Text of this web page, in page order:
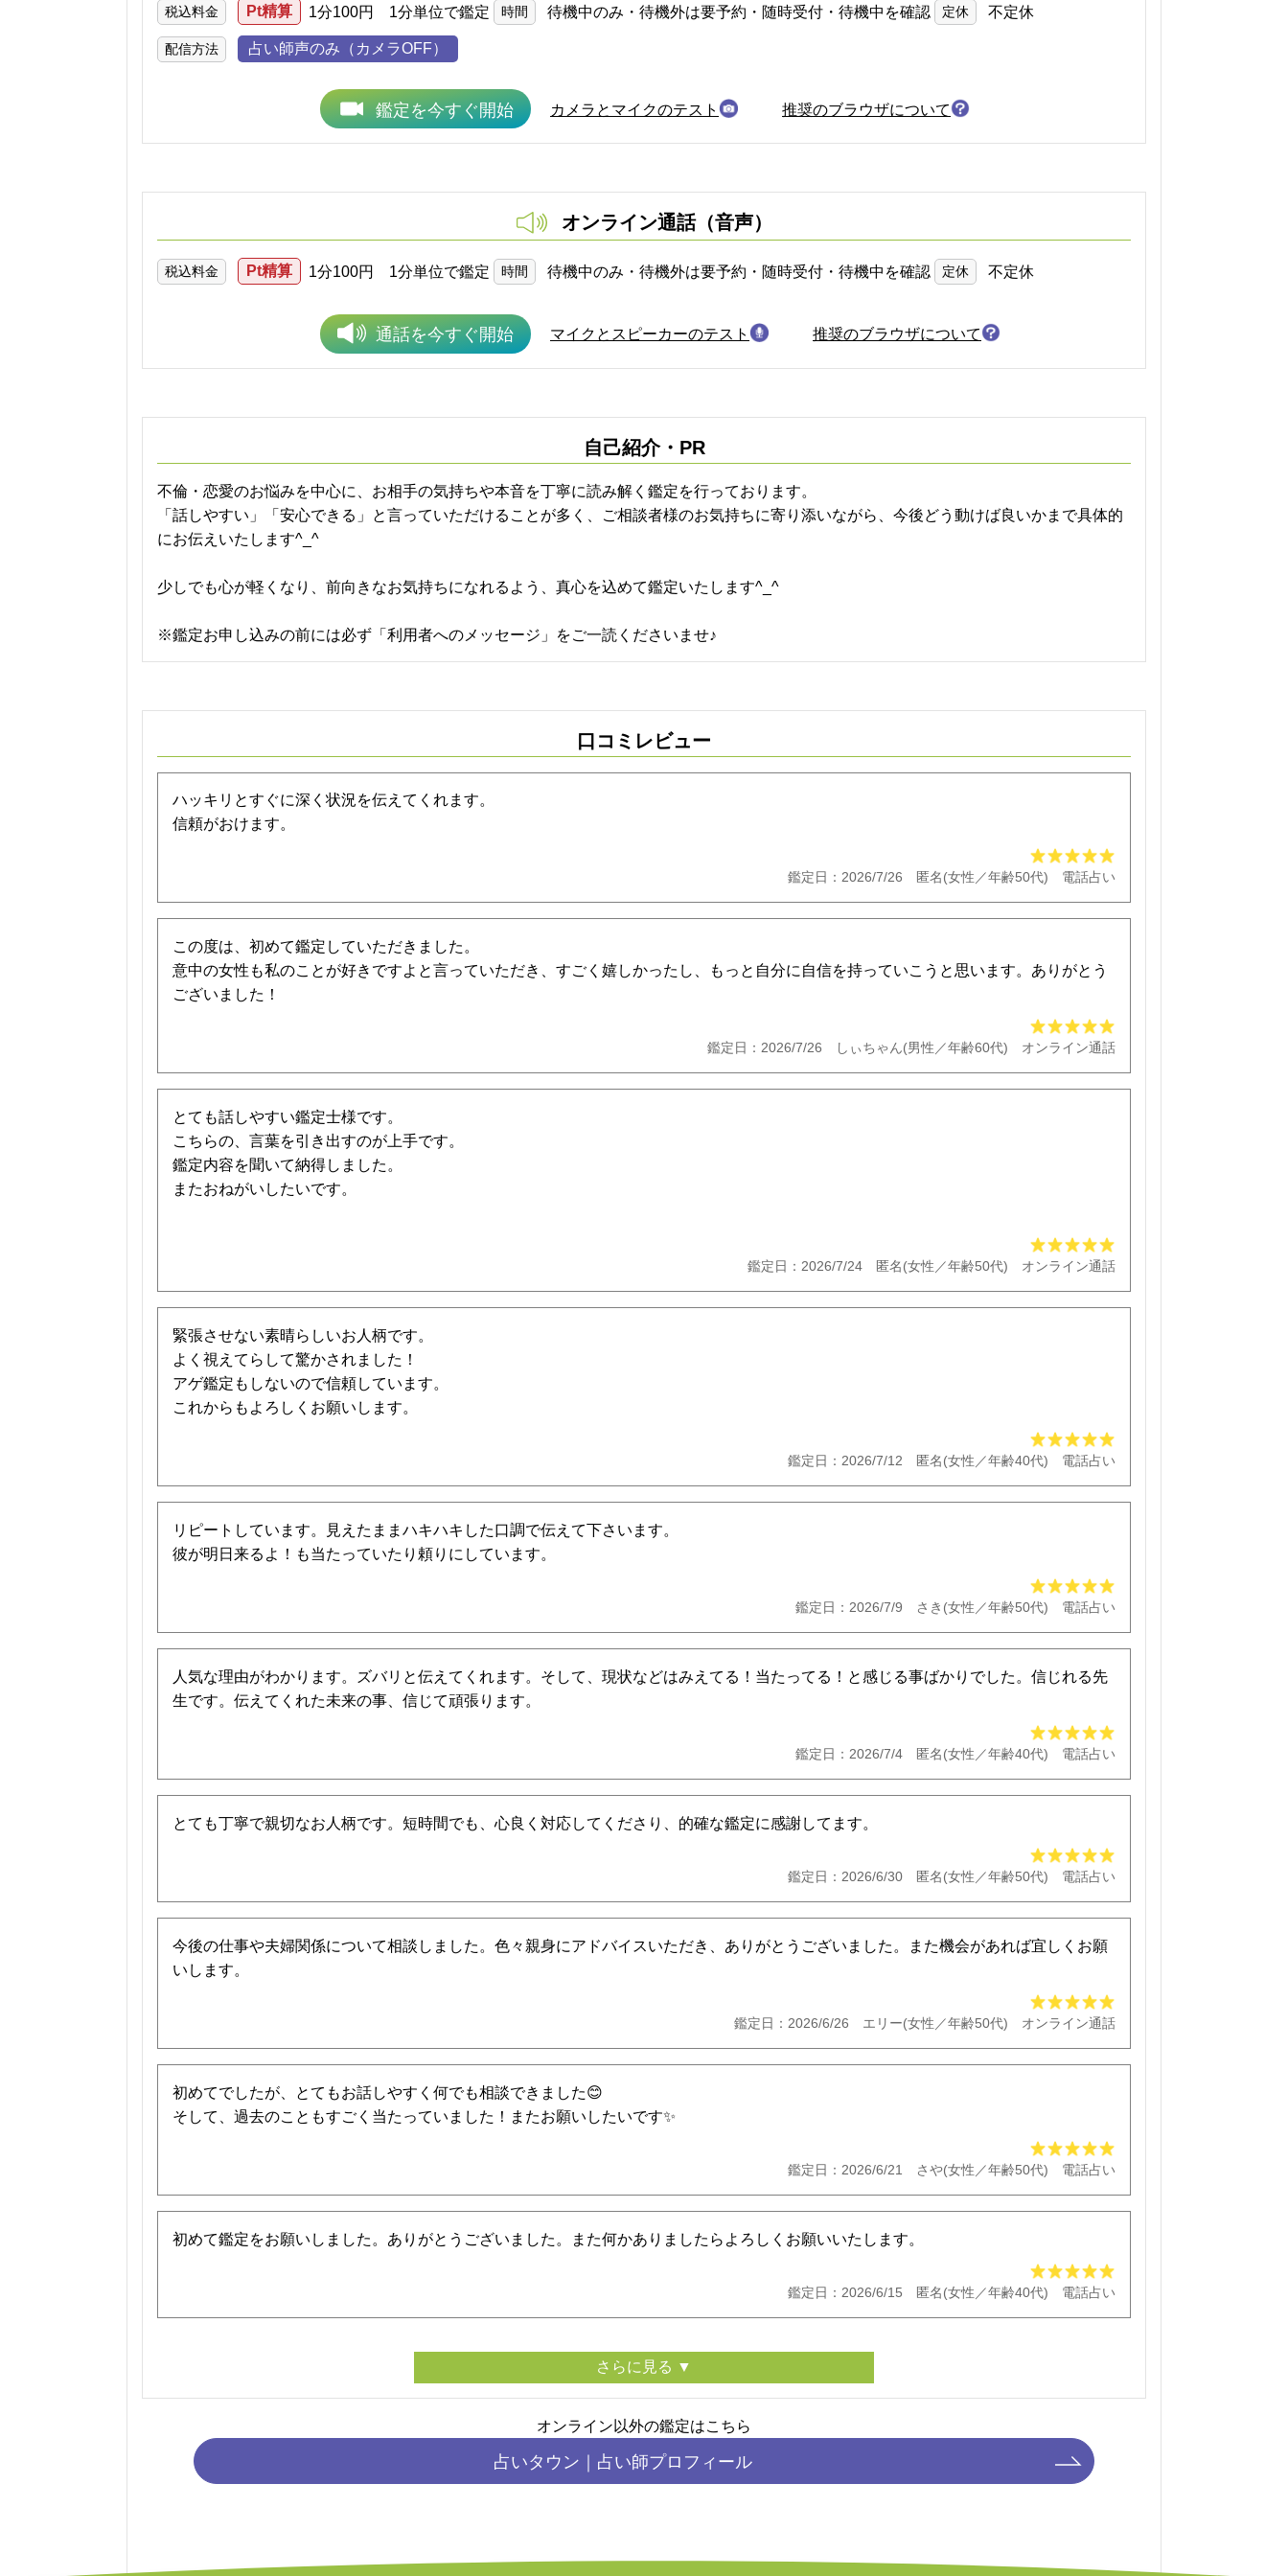
税込料金 Pt精算 1分100円 1分単位で鑑定 時間 待機中のみ・待機外は要予約・随時受付・待機中を確認 定休 不定休
配信方法 占い師声のみ（カメラOFF）
鑑定を今すぐ開始 カメラとマイクのテスト 推奨のブラウザについて
オンライン通話（音声）
税込料金 Pt精算 1分100円 1分単位で鑑定 時間 待機中のみ・待機外は要予約・随時受付・待機中を確認 定休 不定休
通話を今すぐ開始 マイクとスピーカーのテスト 推奨のブラウザについて
自己紹介・PR
不倫・恋愛のお悩みを中心に、お相手の気持ちや本音を丁寧に読み解く鑑定を行っております。
「話しやすい」「安心できる」と言っていただけることが多く、ご相談者様のお気持ちに寄り添いながら、今後どう動けば良いかまで具体的
にお伝えいたします^_^
少しでも心が軽くなり、前向きなお気持ちになれるよう、真心を込めて鑑定いたします^_^
※鑑定お申し込みの前には必ず「利用者へのメッセージ」をご一読くださいませ♪
口コミレビュー
ハッキリとすぐに深く状況を伝えてくれます。
信頼がおけます。
鑑定日：2026/7/26 匿名(女性／年齢50代) 電話占い
この度は、初めて鑑定していただきました。
意中の女性も私のことが好きですよと言っていただき、すごく嬉しかったし、もっと自分に自信を持っていこうと思います。ありがとう
ございました！
鑑定日：2026/7/26 しぃちゃん(男性／年齢60代) オンライン通話
とても話しやすい鑑定士様です。
こちらの、言葉を引き出すのが上手です。
鑑定内容を聞いて納得しました。
またおねがいしたいです。
鑑定日：2026/7/24 匿名(女性／年齢50代) オンライン通話
緊張させない素晴らしいお人柄です。
よく視えてらして驚かされました！
アゲ鑑定もしないので信頼しています。
これからもよろしくお願いします。
鑑定日：2026/7/12 匿名(女性／年齢40代) 電話占い
リピートしています。見えたままハキハキした口調で伝えて下さいます。
彼が明日来るよ！も当たっていたり頼りにしています。
鑑定日：2026/7/9 さき(女性／年齢50代) 電話占い
人気な理由がわかります。ズバリと伝えてくれます。そして、現状などはみえてる！当たってる！と感じる事ばかりでした。信じれる先
生です。伝えてくれた未来の事、信じて頑張ります。
鑑定日：2026/7/4 匿名(女性／年齢40代) 電話占い
とても丁寧で親切なお人柄です。短時間でも、心良く対応してくださり、的確な鑑定に感謝してます。
鑑定日：2026/6/30 匿名(女性／年齢50代) 電話占い
今後の仕事や夫婦関係について相談しました。色々親身にアドバイスいただき、ありがとうございました。また機会があれば宜しくお願
いします。
鑑定日：2026/6/26 エリー(女性／年齢50代) オンライン通話
初めてでしたが、とてもお話しやすく何でも相談できました😊
そして、過去のこともすごく当たっていました！またお願いしたいです✨️
鑑定日：2026/6/21 さや(女性／年齢50代) 電話占い
初めて鑑定をお願いしました。ありがとうございました。また何かありましたらよろしくお願いいたします。
鑑定日：2026/6/15 匿名(女性／年齢40代) 電話占い
さらに見る ▼
オンライン以外の鑑定はこちら
占いタウン｜ 占い師プロフィール